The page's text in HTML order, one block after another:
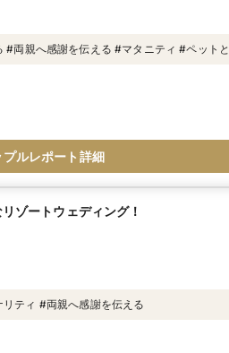
#両親へ感謝を伝える #マタニティ #ペット
ルレポート詳細
ゾートウェディング！
ティ #両親へ感謝を伝える